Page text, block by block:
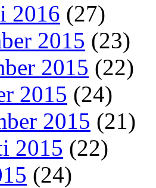
2016 (27)
2015 (23)
2015 (22)
2015 (24)
2015 (21)
2015 (22)
(24)